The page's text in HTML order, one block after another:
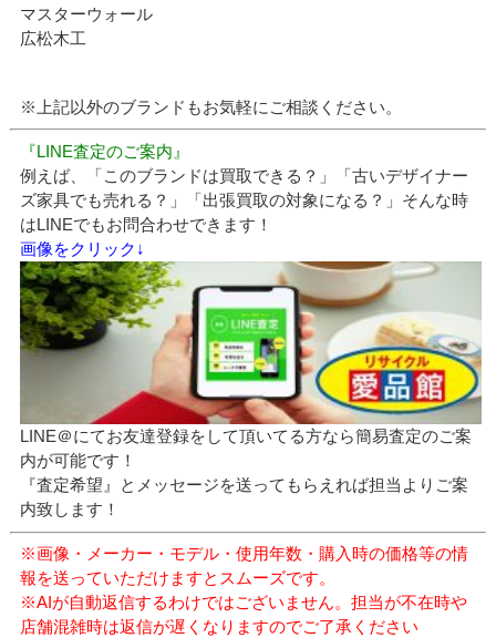
マスターウォール
広松木工
※上記以外のブランドもお気軽にご相談ください。
『LINE査定のご案内』
例えば、「このブランドは買取できる？」「古いデザイナー
ズ家具でも売れる？」「出張買取の対象になる？」そんな時
はLINEでもお問合わせできます！
画像をクリック↓
LINE＠にてお友達登録をして頂いてる方なら簡易査定のご案
内が可能です！
『査定希望』とメッセージを送ってもらえれば担当よりご案
内致します！
※画像・メーカー・モデル・使用年数・購入時の価格等の情
報を送っていただけますとスムーズです。
※AIが自動返信するわけではございません。担当が不在時や
店舗混雑時は返信が遅くなりますのでご了承ください